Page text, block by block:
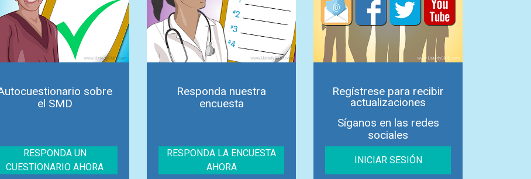
sobre
el SMD
RESPONDA UN
CUESTIONARIO AHORA
Responda nuestra
encuesta
RESPONDA LA ENCUESTA
AHORA
Regístrese para recibir
actualizaciones
Síganos en las redes
sociales
INICIAR SESIÓN